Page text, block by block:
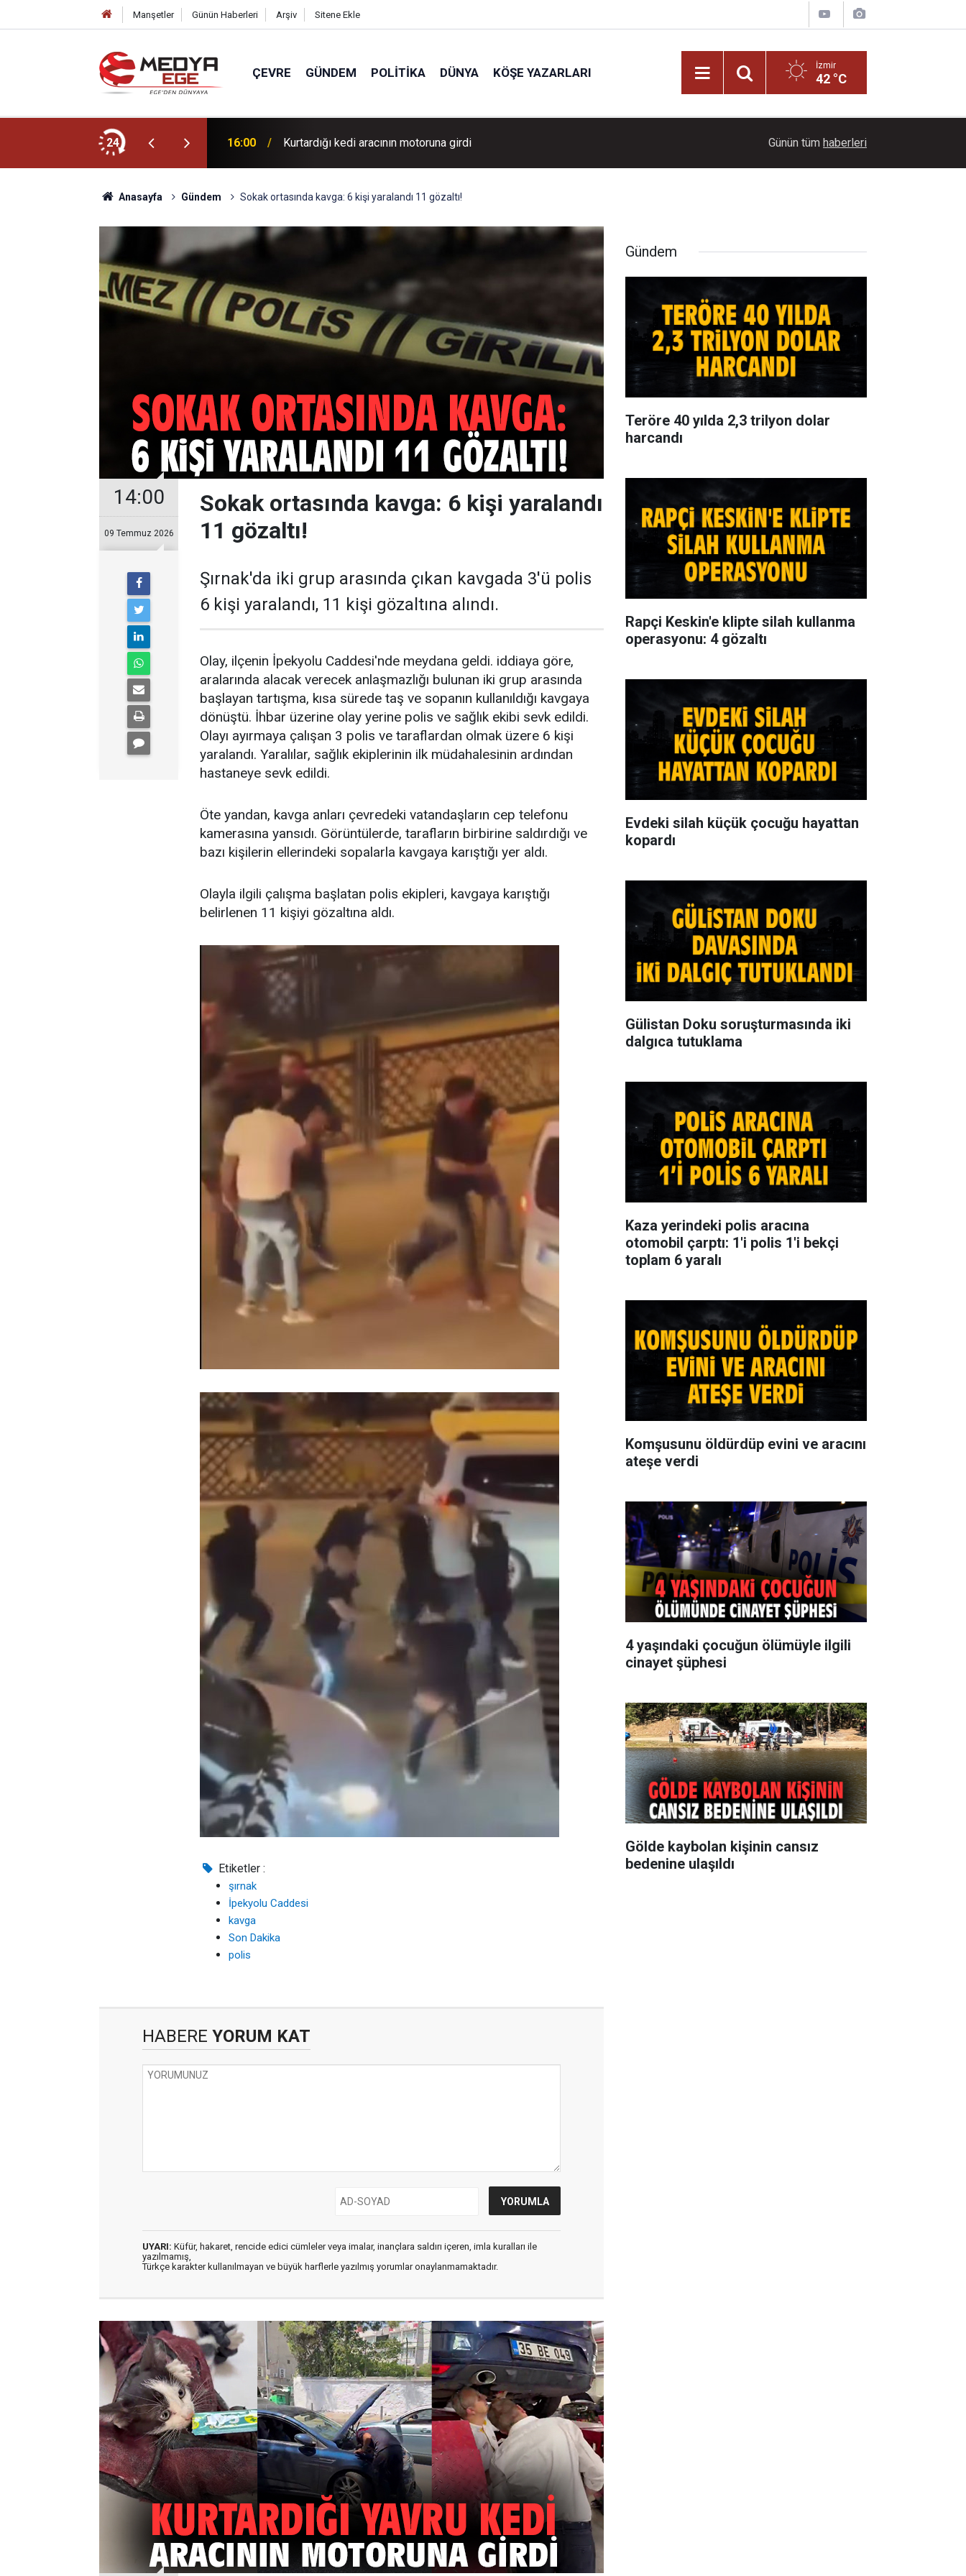
Manşetler Günün Haberleri Arşiv Sitene Ekle
ÇEVRE GÜNDEM POLITIKA DÜNYA KÖŞE YAZARLARI İzmir
42 °C
24
Gündemin Nabzı’nda! 16:00 Kurtardığı kedi aracının motoruna girdi Teröre 40 yılda 2,3 trilyon dolar harcandı
Günün tüm haberleri
Anasayfa Gündem Sokak ortasında kavga: 6 kişi yaralandı 11 gözaltı!
14:00
09 Temmuz 2026
Sokak ortasında kavga: 6 kişi yaralandı
11 gözaltı!
Şırnak'da iki grup arasında çıkan kavgada 3'ü polis
6 kişi yaralandı, 11 kişi gözaltına alındı.
Olay, ilçenin İpekyolu Caddesi'nde meydana geldi. iddiaya göre,
aralarında alacak verecek anlaşmazlığı bulunan iki grup arasında
başlayan tartışma, kısa sürede taş ve sopanın kullanıldığı kavgaya
dönüştü. İhbar üzerine olay yerine polis ve sağlık ekibi sevk edildi.
Olayı ayırmaya çalışan 3 polis ve taraflardan olmak üzere 6 kişi
yaralandı. Yaralılar, sağlık ekiplerinin ilk müdahalesinin ardından
hastaneye sevk edildi.
Öte yandan, kavga anları çevredeki vatandaşların cep telefonu
kamerasına yansıdı. Görüntülerde, tarafların birbirine saldırdığı ve
bazı kişilerin ellerindeki sopalarla kavgaya karıştığı yer aldı.
Olayla ilgili çalışma başlatan polis ekipleri, kavgaya karıştığı
belirlenen 11 kişiyi gözaltına aldı.
Etiketler :
şırnak
İpekyolu Caddesi
kavga
Son Dakika
polis
HABERE YORUM KAT
UYARI: Küfür, hakaret, rencide edici cümleler veya imalar, inançlara saldırı içeren, imla kuralları ile
yazılmamış,
Türkçe karakter kullanılmayan ve büyük harflerle yazılmış yorumlar onaylanmamaktadır.
Gündem
Teröre 40 yılda 2,3 trilyon dolar
harcandı
Rapçi Keskin'e klipte silah kullanma
operasyonu: 4 gözaltı
Evdeki silah küçük çocuğu hayattan
kopardı
Gülistan Doku soruşturmasında iki
dalgıca tutuklama
Kaza yerindeki polis aracına
otomobil çarptı: 1'i polis 1'i bekçi
toplam 6 yaralı
Komşusunu öldürdüp evini ve aracını
ateşe verdi
4 yaşındaki çocuğun ölümüyle ilgili
cinayet şüphesi
Gölde kaybolan kişinin cansız
bedenine ulaşıldı